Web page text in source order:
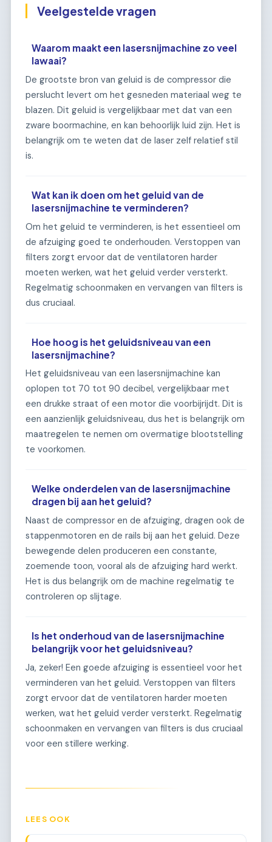
Veelgestelde vragen
Waarom maakt een lasersnijmachine zo veel
lawaai?
De grootste bron van geluid is de compressor die
perslucht levert om het gesneden materiaal weg te
blazen. Dit geluid is vergelijkbaar met dat van een
zware boormachine, en kan behoorlijk luid zijn. Het is
belangrijk om te weten dat de laser zelf relatief stil
is.
Wat kan ik doen om het geluid van de
lasersnijmachine te verminderen?
Om het geluid te verminderen, is het essentieel om
de afzuiging goed te onderhouden. Verstoppen van
filters zorgt ervoor dat de ventilatoren harder
moeten werken, wat het geluid verder versterkt.
Regelmatig schoonmaken en vervangen van filters is
dus cruciaal.
Hoe hoog is het geluidsniveau van een
lasersnijmachine?
Het geluidsniveau van een lasersnijmachine kan
oplopen tot 70 tot 90 decibel, vergelijkbaar met
een drukke straat of een motor die voorbijrijdt. Dit is
een aanzienlijk geluidsniveau, dus het is belangrijk om
maatregelen te nemen om overmatige blootstelling
te voorkomen.
Welke onderdelen van de lasersnijmachine
dragen bij aan het geluid?
Naast de compressor en de afzuiging, dragen ook de
stappenmotoren en de rails bij aan het geluid. Deze
bewegende delen produceren een constante,
zoemende toon, vooral als de afzuiging hard werkt.
Het is dus belangrijk om de machine regelmatig te
controleren op slijtage.
Is het onderhoud van de lasersnijmachine
belangrijk voor het geluidsniveau?
Ja, zeker! Een goede afzuiging is essentieel voor het
verminderen van het geluid. Verstoppen van filters
zorgt ervoor dat de ventilatoren harder moeten
werken, wat het geluid verder versterkt. Regelmatig
schoonmaken en vervangen van filters is dus cruciaal
voor een stillere werking.
LEES OOK